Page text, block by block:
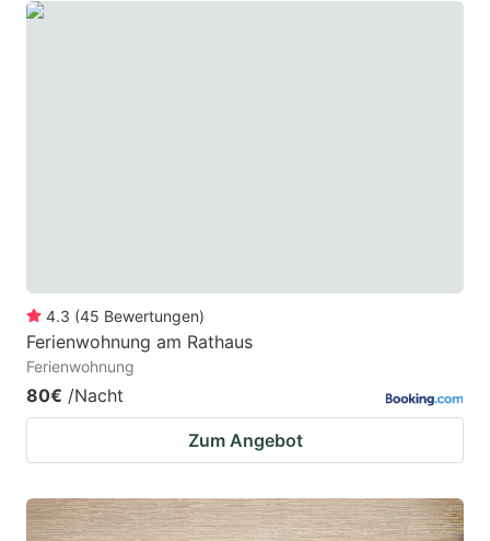
4.3 (45 Bewertungen)
Ferienwohnung am Rathaus
Ferienwohnung
80€ /Nacht
Zum Angebot